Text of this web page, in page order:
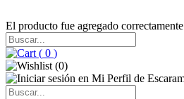
El producto fue agregado correctamente
( 0 )
(0)